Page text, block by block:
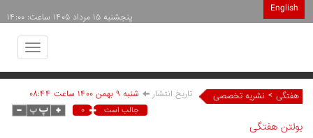
English
پنجشنبه ۱۵ مرداد ۱۴۰۵ ساعت: ۱۴:۰۰
Toggle
هفتگی > نشریه تخصصی تاریخ انتشار شنبه ۹ بهمن ۱۴۰۰ ساعت ۰۸:۴۴
جالب است ۰
بولتن هفتگی